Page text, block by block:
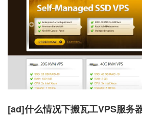
[ad]什么情况下搬瓦工VPS服务